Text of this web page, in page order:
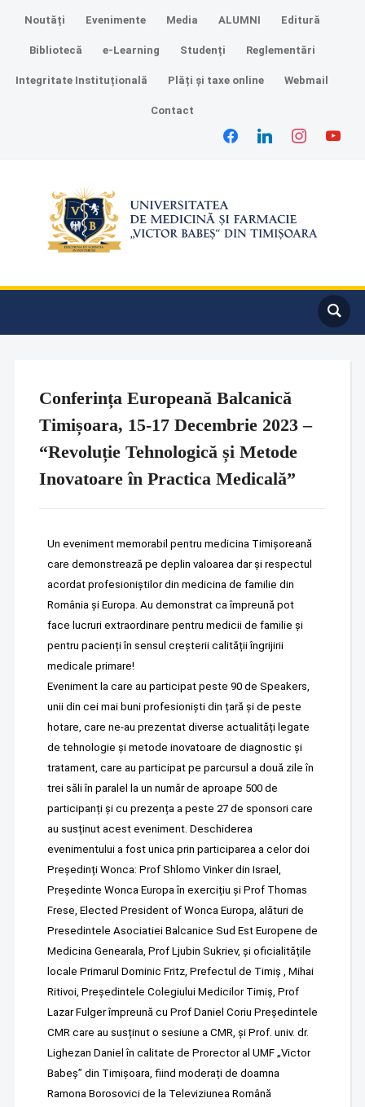
Noutăți Evenimente Media ALUMNI Editură
Bibliotecă e-Learning Studenți Reglementări
Integritate Instituțională Plăți și taxe online Webmail
Contact
Conferința Europeană Balcanică
Timișoara, 15-17 Decembrie 2023 –
“Revoluție Tehnologică și Metode
Inovatoare în Practica Medicală”
Un eveniment memorabil pentru medicina Timișoreană
care demonstrează pe deplin valoarea dar și respectul
acordat profesioniștilor din medicina de familie din
România și Europa. Au demonstrat ca împreună pot
face lucruri extraordinare pentru medicii de familie și
pentru pacienți în sensul creșterii calității îngrijirii
medicale primare!
Eveniment la care au participat peste 90 de Speakers,
unii din cei mai buni profesioniști din țară și de peste
hotare, care ne-au prezentat diverse actualități legate
de tehnologie și metode inovatoare de diagnostic și
tratament, care au participat pe parcursul a două zile în
trei săli în paralel la un număr de aproape 500 de
participanți și cu prezența a peste 27 de sponsori care
au susținut acest eveniment. Deschiderea
evenimentului a fost unica prin participarea a celor doi
Președinți Wonca: Prof Shlomo Vinker din Israel,
Președinte Wonca Europa în exercițiu și Prof Thomas
Frese, Elected President of Wonca Europa, alături de
Presedintele Asociatiei Balcanice Sud Est Europene de
Medicina Genearala, Prof Ljubin Sukriev, și oficialitățile
locale Primarul Dominic Fritz, Prefectul de Timiș , Mihai
Ritivoi, Președintele Colegiului Medicilor Timiș, Prof
Lazar Fulger împreună cu Prof Daniel Coriu Președintele
CMR care au susținut o sesiune a CMR, și Prof. univ. dr.
Lighezan Daniel în calitate de Prorector al UMF „Victor
Babeș” din Timișoara, fiind moderați de doamna
Ramona Borosovici de la Televiziunea Română